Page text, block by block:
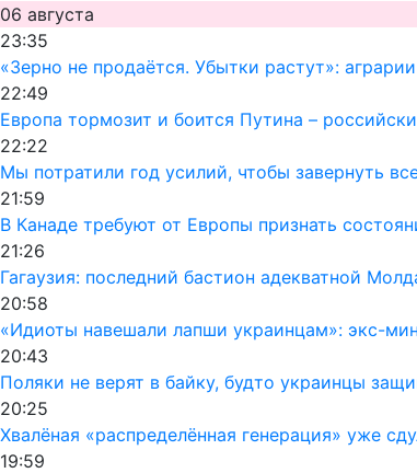
06 августа
23:35
«Зерно не продаётся. Убытки растут»:
22:49
Европа тормозит и боится Путина –
22:22
Мы потратили год усилий, чтобы завернуть
21:59
В Канаде требуют от Европы признать
21:26
Гагаузия: последний бастион адекватной
20:58
«Идиоты навешали лапши украинцам»: экс-
20:43
Поляки не верят в байку, будто украинцы
20:25
Хвалёная «распределённая генерация» уже
19:59